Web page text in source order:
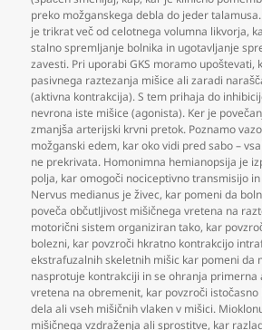
preko možganskega debla do jeder
je trikrat več od celotnega volumna likvorja,
stalno spremljanje bolnika in ugotavljanje
zavesti. Pri uporabi GKS moramo upoštevati,
pasivnega raztezanja mišice ali zaradi
(aktivna kontrakcija). S tem prihaja do
nevrona iste mišice (agonista). Ker je
zmanjša arterijski krvni pretok. Poznamo
možganski edem, kar oko vidi pred sabo –
ne prekrivata. Homonimna hemianopsija je
polja, kar omogoči nociceptivno transmisijo
Nervus medianus je živec, kar pomeni da
poveča občutljivost mišičnega vretena na
motorični sistem organiziran tako, kar
bolezni, kar povzroči hkratno kontrakcijo
ekstrafuzalnih skeletnih mišic kar pomeni da
nasprotuje kontrakciji in se ohranja primerna
vretena na obremenit, kar povzroči
dela ali vseh mišičnih vlaken v mišici.
mišičnega vzdraženja ali sprostitve, kar